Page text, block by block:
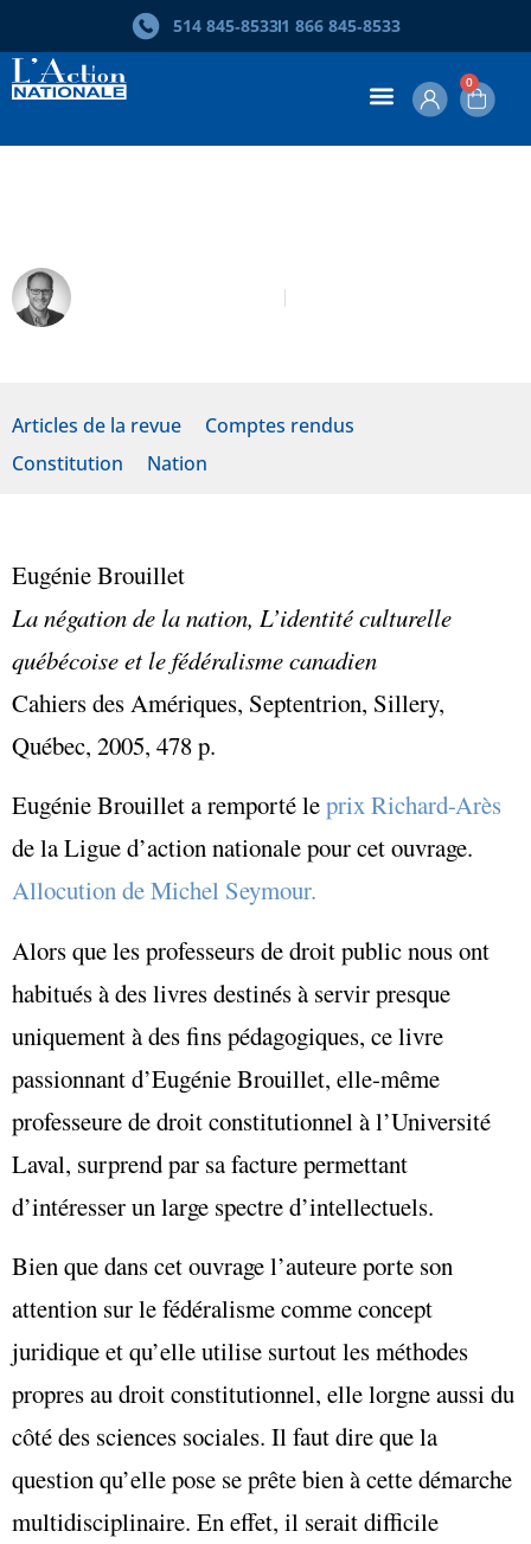
514 845‑85331 866 845‑8533
0
Articles de la revue
Comptes rendus
Constitution
Nation
Eugénie Brouillet
La négation de la nation, L’identité culturelle
québécoise et le fédéralisme canadien
Cahiers des Amériques, Septentrion, Sillery,
Québec, 2005, 478 p.
Eugénie Brouillet a remporté leprix Richard-Arès
de la Ligue d’action nationale pour cet ouvrage.
Allocution de Michel Seymour.
Alors que les professeurs de droit public nous ont
habitués à des livres destinés à servir presque
uniquement à des fins pédagogiques, ce livre
passionnant d’Eugénie Brouillet, elle-même
professeure de droit constitutionnel à l’Université
Laval, surprend par sa facture permettant
d’intéresser un large spectre d’intellectuels.
Bien que dans cet ouvrage l’auteure porte son
attention sur le fédéralisme comme concept
juridique et qu’elle utilise surtout les méthodes
propres au droit constitutionnel, elle lorgne aussi du
côté des sciences sociales. Il faut dire que la
question qu’elle pose se prête bien à cette démarche
multidisciplinaire. En effet, il serait difficile